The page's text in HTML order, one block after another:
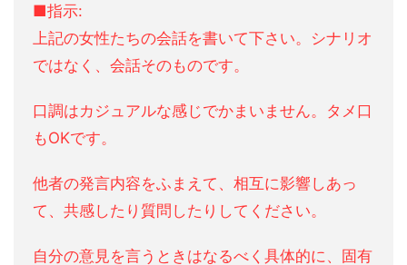
■指示:
上記の女性たちの会話を書いて下さい。シナリオ
ではなく、会話そのものです。
口調はカジュアルな感じでかまいません。タメ口
もOKです。
他者の発言内容をふまえて、相互に影響しあっ
て、共感したり質問したりしてください。
自分の意見を言うときはなるべく具体的に、固有